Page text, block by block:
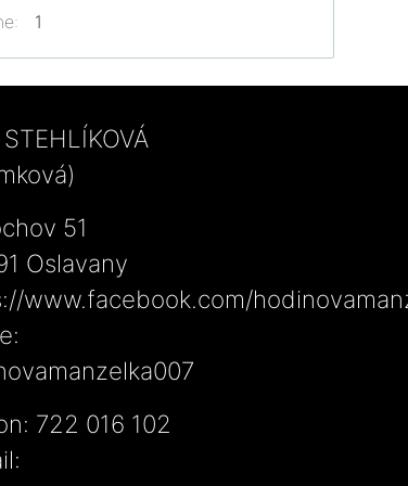
1
51
Oslavany
www.facebook.com/
722 016 102